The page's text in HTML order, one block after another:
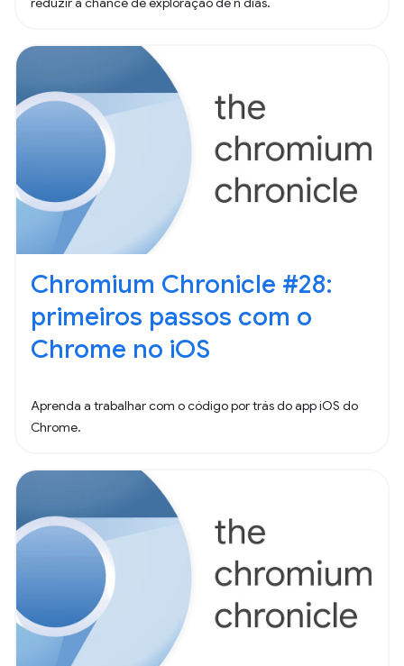
Chromium Chronicle #28:
primeiros passos com o
Chrome no iOS
Aprenda a trabalhar com o código por trás do app iOS do
Chrome.